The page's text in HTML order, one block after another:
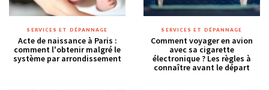
SERVICES ET DÉPANNAGE
Acte de naissance à Paris :
comment l'obtenir malgré le
système par arrondissement
SERVICES ET DÉPANNAGE
Comment voyager en avion
avec sa cigarette
électronique ? Les règles à
connaître avant le départ